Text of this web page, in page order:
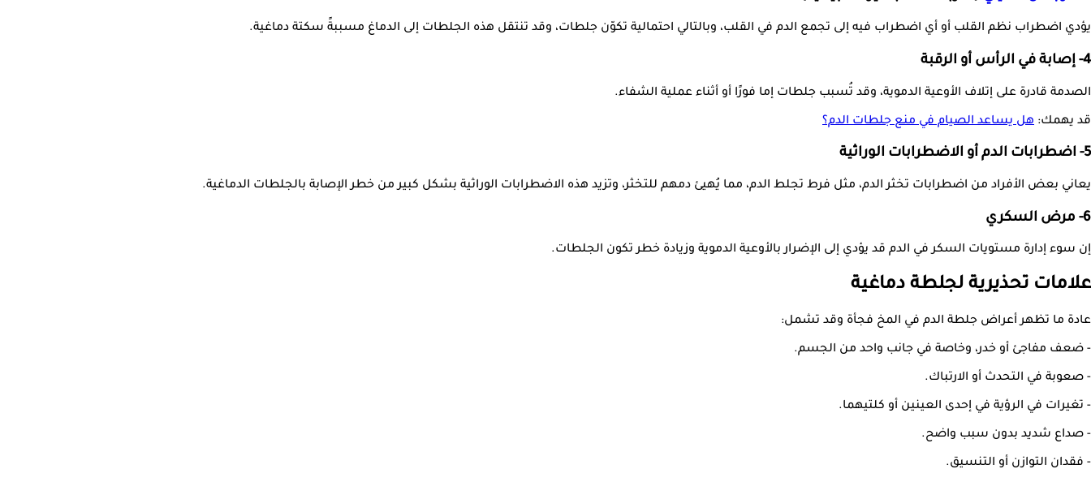
يؤدي اضطراب نظم القلب أو أي اضطراب فيه إلى تجمع الدم في القلب، وبالتالي احتمالية تكوّن جلطات، وقد تنتقل هذه الجلطات إلى الدماغ مسببةً سكتة دماغية.
4- إصابة في الرأس أو الرقبة
الصدمة قادرة على إتلاف الأوعية الدموية، وقد تُسبب جلطات إما فورًا أو أثناء عملية الشفاء.
قد يهمك: هل يساعد الصيام في منع جلطات الدم؟
5- اضطرابات الدم أو الاضطرابات الوراثية
يعاني بعض الأفراد من اضطرابات تخثر الدم، مثل فرط تجلط الدم، مما يُهيئ دمهم للتخثر، وتزيد هذه الاضطرابات الوراثية بشكل كبير من خطر الإصابة بالجلطات الدماغية.
6- مرض السكري
إن سوء إدارة مستويات السكر في الدم قد يؤدي إلى الإضرار بالأوعية الدموية وزيادة خطر تكون الجلطات.
علامات تحذيرية لجلطة دماغية
عادة ما تظهر أعراض جلطة الدم في المخ فجأة وقد تشمل:
- ضعف مفاجئ أو خدر، وخاصة في جانب واحد من الجسم.
- صعوبة في التحدث أو الارتباك.
- تغيرات في الرؤية في إحدى العينين أو كلتيهما.
- صداع شديد بدون سبب واضح.
- فقدان التوازن أو التنسيق.